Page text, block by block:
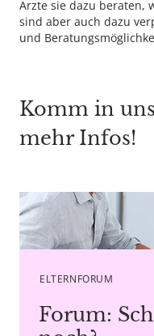
Ärzte sie dazu beraten,
sind aber auch dazu
und
Komm in
mehr Infos!
Copyright agency
ELTERNFORUM
Forum: